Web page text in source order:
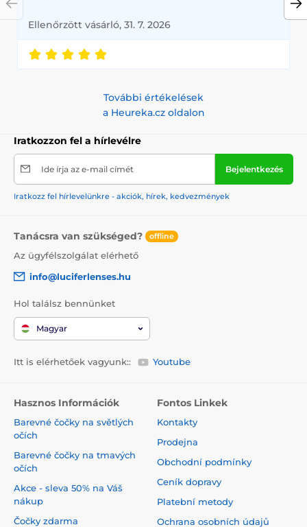
Ellenőrzött vásárló, 31. 7. 2026
További értékelések
a Heureka.cz oldalon
Iratkozzon fel a hírlevélre
Ide írja az e-mail címét Bejelentkezés
Iratkozz fel hírlevelünkre - akciók, hírek, kedvezmények
Tanácsra van szükséged? offline
Az ügyfélszolgálat elérhető
info@luciferlenses.hu
Hol találsz bennünket
Magyar
Itt is elérhetőek vagyunk:: Youtube
Hasznos Információk
Barevné čočky na světlých
očích
Barevné čočky na tmavých
očích
Akce - sleva 50% na Váš
nákup
Čočky zdarma
Fontos Linkek
Kontakty
Prodejna
Obchodní podmínky
Ceník dopravy
Platební metody
Ochrana osobních údajů